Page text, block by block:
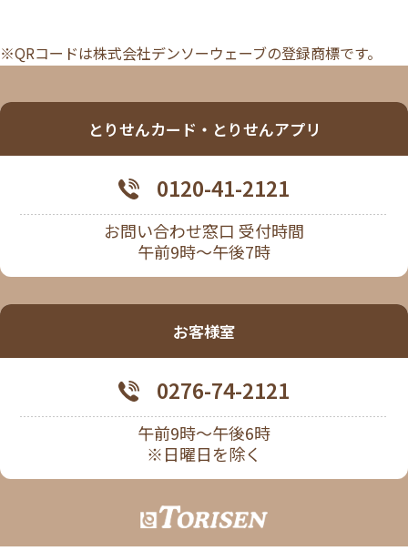
※QRコードは株式会社デンソーウェーブの登録商標です。
とりせんカード・とりせんアプリ
0120-41-2121
お問い合わせ窓口 受付時間
午前9時～午後7時
お客様室
0276-74-2121
午前9時～午後6時
※日曜日を除く